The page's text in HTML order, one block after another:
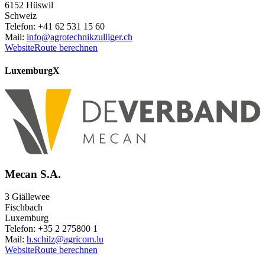
6152 Hüswil
Schweiz
Telefon: +41 62 531 15 60
Mail: info@agrotechnikzulliger.ch
WebsiteRoute berechnen
LuxemburgX
Mecan S.A.
3 Giällewee
Fischbach
Luxemburg
Telefon: +35 2 275800 1
Mail: h.schilz@agricom.lu
WebsiteRoute berechnen